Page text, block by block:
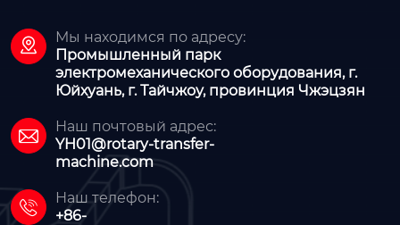

Мы находимся по адресу:
Промышленный парк
электромеханического оборудования, г.
Юйхуань, г. Тайчжоу, провинция Чжэцзян

Наш почтовый адрес:
YH01@rotary-transfer-
machine.com

Наш телефон:
+86-